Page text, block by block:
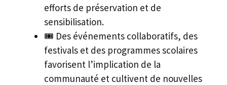
efforts de préservation et de
sensibilisation.
🎟️ Des événements collaboratifs, des
festivals et des programmes scolaires
favorisent l’implication de la
communauté et cultivent de nouvelles